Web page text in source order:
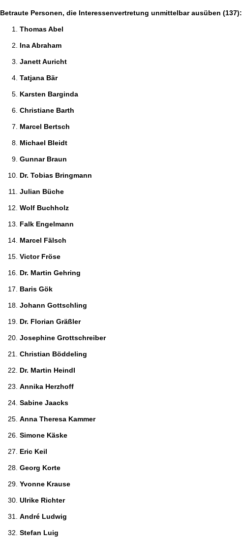
Betraute Personen, die Interessenvertretung unmittelbar ausüben (137):
Thomas Abel
Ina Abraham
Janett Auricht
Tatjana Bär
Karsten Barginda
Christiane Barth
Marcel Bertsch
Michael Bleidt
Gunnar Braun
Dr. Tobias Bringmann
Julian Büche
Wolf Buchholz
Falk Engelmann
Marcel Fälsch
Victor Fröse
Dr. Martin Gehring
Baris Gök
Johann Gottschling
Dr. Florian Gräßler
Josephine Grottschreiber
Christian Böddeling
Dr. Martin Heindl
Annika Herzhoff
Sabine Jaacks
Anna Theresa Kammer
Simone Käske
Eric Keil
Georg Korte
Yvonne Krause
Ulrike Richter
André Ludwig
Stefan Luig